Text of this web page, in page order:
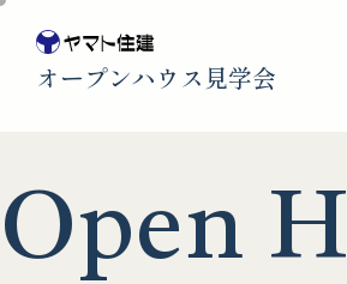
オープンハウス見学会
Open H